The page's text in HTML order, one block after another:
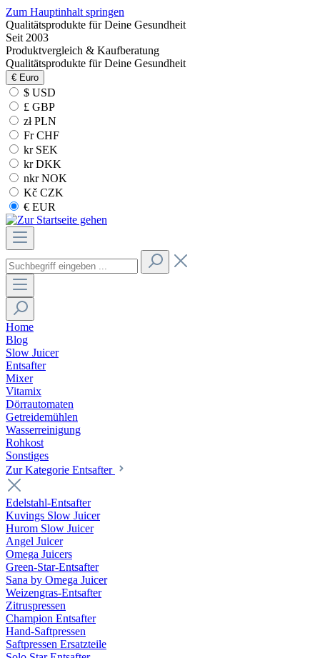
Zum Hauptinhalt springen
Qualitätsprodukte für Deine Gesundheit
Seit 2003
Produktvergleich & Kaufberatung
Qualitätsprodukte für Deine Gesundheit
€ Euro
$ USD
£ GBP
zł PLN
Fr CHF
kr SEK
kr DKK
nkr NOK
Kč CZK
€ EUR
Home
Blog
Slow Juicer
Entsafter
Mixer
Vitamix
Dörrautomaten
Getreidemühlen
Wasserreinigung
Rohkost
Sonstiges
Zur Kategorie Entsafter
Edelstahl-Entsafter
Kuvings Slow Juicer
Hurom Slow Juicer
Angel Juicer
Omega Juicers
Green-Star-Entsafter
Sana by Omega Juicer
Weizengras-Entsafter
Zitruspressen
Champion Entsafter
Hand-Saftpressen
Saftpressen Ersatzteile